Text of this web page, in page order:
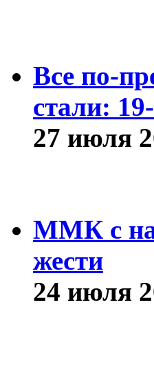
Все по-
стали:
27 июля
ММК с
жести
24 июля